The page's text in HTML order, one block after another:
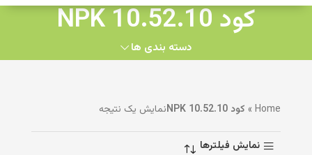
کود NPK 10.52.10
دسته بندی ها
Home
» کود NPK 10.52.10 نمایش یک نتیجه
نمایش فیلترها